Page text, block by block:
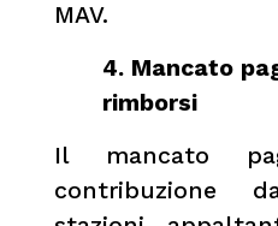
MAV.
4. Mancato
rimborsi
Il mancato
contribuzione